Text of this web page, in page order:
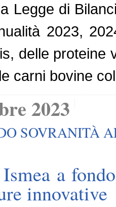
Legge di
2023,
delle proteine
carni bovine
2023
SOVRANITÀ
a
innovative